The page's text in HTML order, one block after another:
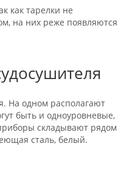
как тарелки не
на них реже появляются
На одном располагают
быть и одноуровневые,
складывают рядом
сталь, белый.